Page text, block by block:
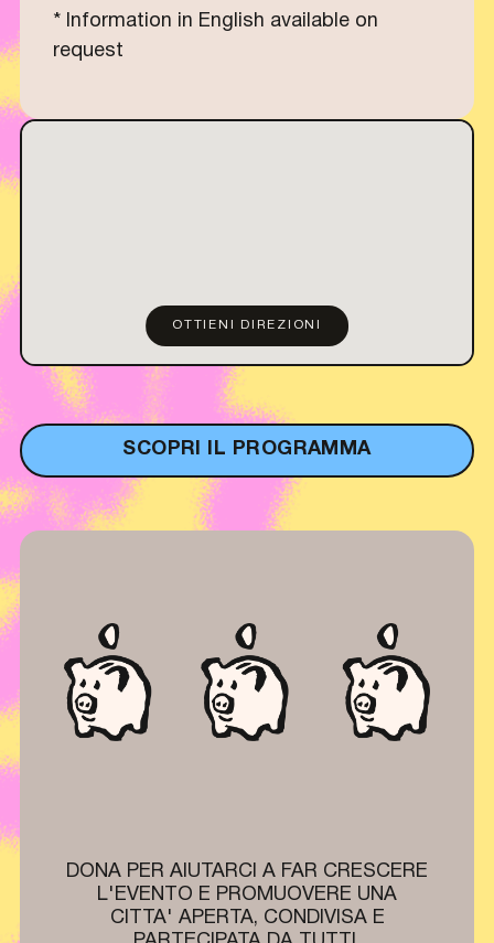
* Information in English available on
request
OTTIENI DIREZIONI
SCOPRI IL PROGRAMMA
DONA PER AIUTARCI A FAR CRESCERE
L'EVENTO E PROMUOVERE UNA
CITTA' APERTA, CONDIVISA E